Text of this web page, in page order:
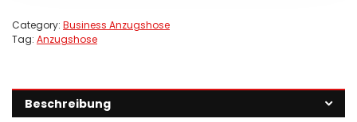
Category: Business Anzugshose
Tag: Anzugshose
Beschreibung